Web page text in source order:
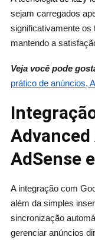
sejam carregados
significativamente os
mantendo a
Veja você pode
prático de anúncios,
Advanced
AdSense
A integração com
além da simples
sincronização
gerenciar anúncios